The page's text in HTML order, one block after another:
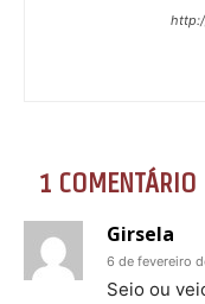
1 COMENTÁRIO
Girsela
6 de fevereiro
Seio ou